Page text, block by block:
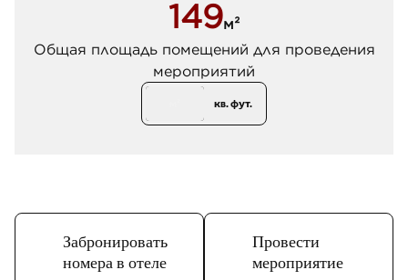
149м²
кв. м
Общая площадь помещений для проведения
мероприятий
кв. фут.
Забронировать
номера в отеле
Провести
мероприятие